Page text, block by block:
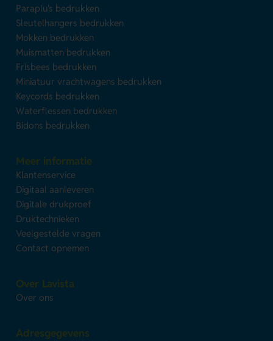
Paraplu's bedrukken
Sleutelhangers bedrukken
Mokken bedrukken
Muismatten bedrukken
Frisbees bedrukken
Miniatuur vrachtwagens bedrukken
Keycords bedrukken
Waterflessen bedrukken
Bidons bedrukken
Meer informatie
Klantenservice
Digitaal aanleveren
Digitale drukproef
Druktechnieken
Veelgestelde vragen
Contact opnemen
Over Lavista
Over ons
Adresgegevens